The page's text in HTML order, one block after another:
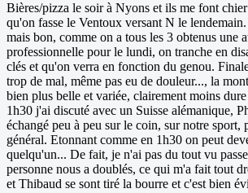
Bières/pizza le soir à Nyons et ils me font
qu'on fasse le Ventoux versant N le
mais bon, comme on a tous les 3 obtenus une
professionnelle pour le lundi, on tranche en
clés et qu'on verra en fonction du genou.
trop de mal, même pas eu de douleur..., la
bien plus belle et variée, clairement moins
1h30 j'ai discuté avec un Suisse alémanique,
échangé peu à peu sur le coin, sur notre sport,
général. Etonnant comme en 1h30 on peut
quelqu'un... De fait, je n'ai pas du tout vu
personne nous a doublés, ce qui m'a fait tout
et Thibaud se sont tiré la bourre et c'est bien